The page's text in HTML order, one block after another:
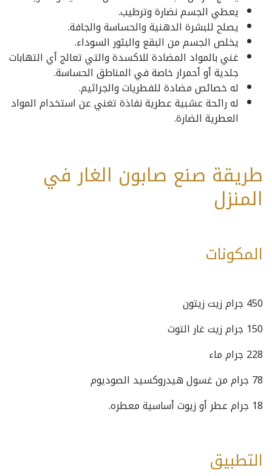
يعطي الجسم نضارة وترطيب.
يصلح للبشرة الدهنية والحساسة والجافة.
يخلص الجسم من البقع والبثور السوداء.
غني بالمواد المضادة للاكسدة والتي تعالج أي التهابات
جلدية أو أحمرار خاصة في المناطق الحساسة.
له خصائص مضادة للفطريات والجراثيم.
له رائحة عشبية عطرية نفاذة تغني عن استخدام المواد
العطرية الضارة.
طريقة صنع صابون الغار في
المنزل
المكونات
450 جرام زيت زيتون
150 جرام زيت غار التوت
228 جرام ماء
78 جرام من غسول هيدروكسيد الصوديوم
18 جرام عطر أو زيوت أساسية معطره.
التطبيق